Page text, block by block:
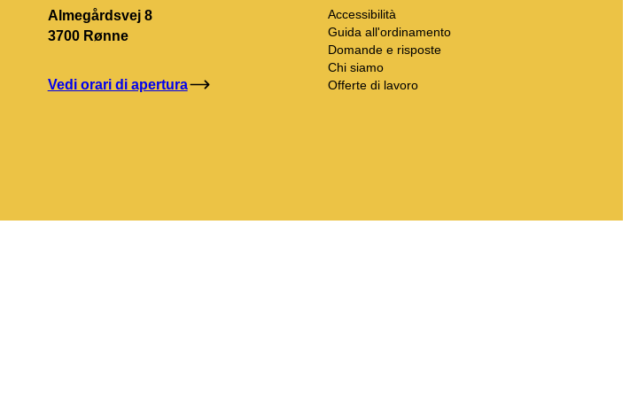
Almegårdsvej 8
3700 Rønne
Vedi orari di apertura
Accessibilità
Guida all'ordinamento
Domande e risposte
Chi siamo
Offerte di lavoro